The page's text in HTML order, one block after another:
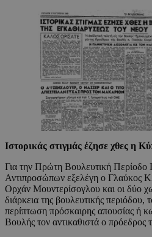
Ιστορικάς στιγμάς έζησε χθες η
Για την Πρώτη Βουλευτική
Αντιπροσώπων εξελέγη ο Γλαύκος
Ορχάν Μουντερίσογλου και οι δύο
διάρκεια της βουλευτικής
περίπτωση πρόσκαιρης απουσίας ή
Βουλής τον αντικαθιστά ο πρόεδρος